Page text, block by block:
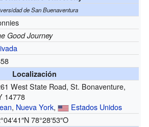
de San Buenaventura
Good Journey
Localización
West State Road, St. Bonaventure,
14778
, Nueva York, Estados Unidos
78°28′53″O